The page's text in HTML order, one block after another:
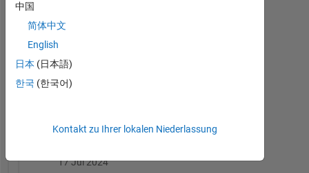
First Answer
24 Jan 2024
17 Jul 2024
中国
简体中文
English
日本 (日本語)
한국 (한국어)
Kontakt zu Ihrer lokalen Niederlassung